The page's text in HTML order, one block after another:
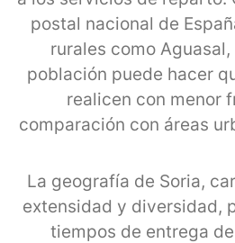
postal nacional de
rurales como
población puede hacer
realicen con menor
comparación con áreas
La geografía de Soria,
extensidad y diversidad,
tiempos de entrega